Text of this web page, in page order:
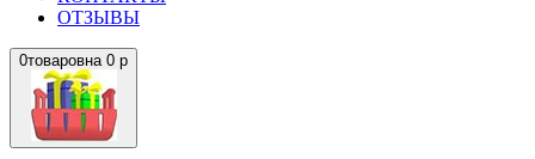
ОТЗЫВЫ
0товаровна 0 р